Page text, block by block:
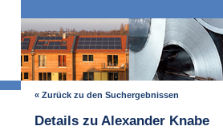
« Zurück zu den Suchergebnissen
Details zu Alexander Knabe